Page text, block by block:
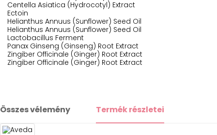
Centella Asiatica (Hydrocotyl) Extract
Ectoin
Helianthus Annuus (Sunflower) Seed Oil
Helianthus Annuus (Sunflower) Seed Oil
Lactobacillus Ferment
Panax Ginseng (Ginseng) Root Extract
Zingiber Officinale (Ginger) Root Extract
Zingiber Officinale (Ginger) Root Extract
Összes vélemény Termék részletei